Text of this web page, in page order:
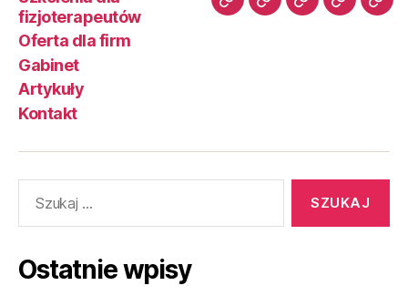
fizjoterapeutów
Oferta dla firm
Gabinet
Artykuły
Kontakt
Ostatnie wpisy